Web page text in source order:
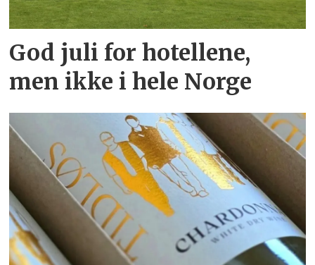
God juli for hotellene,
men ikke i hele Norge